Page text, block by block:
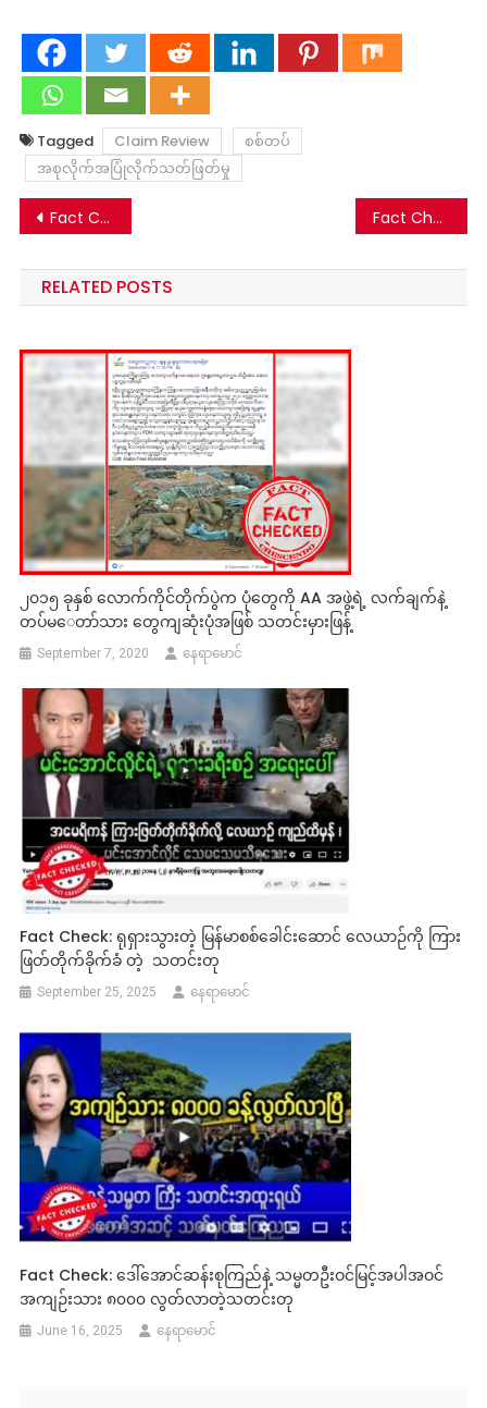
Tagged Claim Review
စစ်တပ်
အစုလိုက်အပြုံလိုက်သတ်ဖြတ်မှု
Post
navigation
Fact Check: PDF ၂ သိန်း နေပြည်တော်ကိုသိမ်းနေပြီဆိုတဲ့ သတင်းတုသတင်းမှား Fact Check: မယ်ဆိုင်မှာ မြန်မာကိုပို့မယ်လက်နက်တွေဖမ်းမိဆိုတဲ့ သတင်းမှား
RELATED POSTS
၂၀၁၅ ခုနှစ် လောက်ကိုင်တိုက်ပွဲက ပုံတွေကို AA အဖွဲ့ရဲ့ လက်ချက်နဲ့
တပ်မ​ေတာ်သား တွေကျဆုံးပုံအဖြစ် သတင်းမှားဖြန့်
September 7, 2020 နေရာမောင်
Fact Check: ရုရှားသွားတဲ့ မြန်မာစစ်‌ခေါင်းဆောင် လေယာဉ်ကို ကြား
ဖြတ်တိုက်ခိုက်ခံ တဲ့ သတင်းတု
September 25, 2025 နေရာမောင်
Fact Check: ဒေါ်အောင်ဆန်းစုကြည်နဲ့ သမ္မတဦးဝင်မြင့်အပါအဝင်
အကျဉ်းသား ၈၀၀၀ လွတ်လာတဲ့သတင်းတု
June 16, 2025 နေရာမောင်